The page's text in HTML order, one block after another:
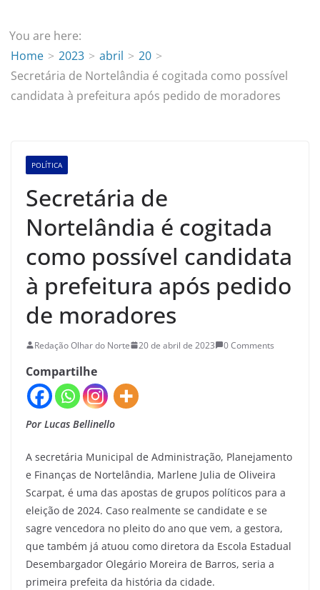
You are here:
Home
2023 abril
20
Secretária de Nortelândia é cogitada como possível
candidata à prefeitura após pedido de moradores
POLÍTICA
Secretária de
Nortelândia é cogitada
como possível candidata
à prefeitura após pedido
de moradores
Redação Olhar do Norte 20 de abril de 2023 0 Comments
Compartilhe
Por Lucas Bellinello
A secretária Municipal de Administração, Planejamento
e Finanças de Nortelândia, Marlene Julia de Oliveira
Scarpat, é uma das apostas de grupos políticos para a
eleição de 2024. Caso realmente se candidate e se
sagre vencedora no pleito do ano que vem, a gestora,
que também já atuou como diretora da Escola Estadual
Desembargador Olegário Moreira de Barros, seria a
primeira prefeita da história da cidade.